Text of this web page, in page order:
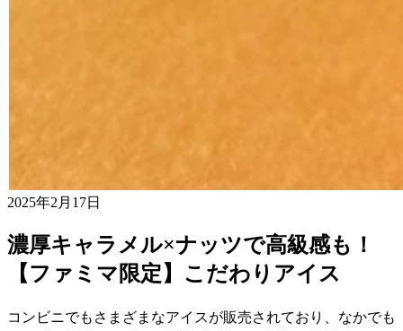
2025年2月17日
濃厚キャラメル×ナッツで高級感も！
【ファミマ限定】こだわりアイス
コンビニでもさまざまなアイスが販売されており、なかでも